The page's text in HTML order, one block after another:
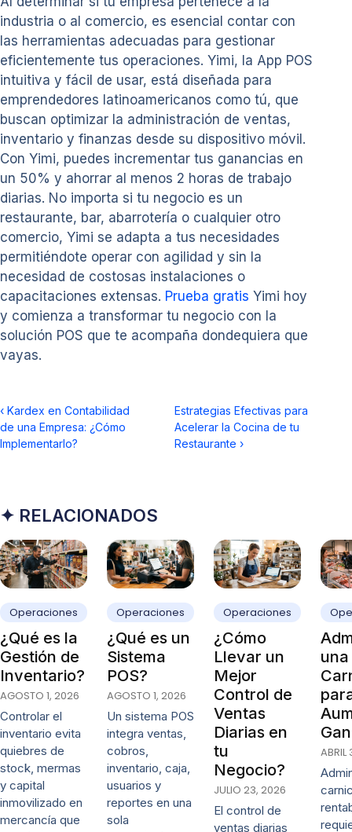
industria o al comercio, es esencial contar con
las herramientas adecuadas para gestionar
eficientemente tus operaciones. Yimi, la App POS
intuitiva y fácil de usar, está diseñada para
emprendedores latinoamericanos como tú, que
buscan optimizar la administración de ventas,
inventario y finanzas desde su dispositivo móvil.
Con Yimi, puedes incrementar tus ganancias en
un 50% y ahorrar al menos 2 horas de trabajo
diarias. No importa si tu negocio es un
restaurante, bar, abarrotería o cualquier otro
comercio, Yimi se adapta a tus necesidades
permitiéndote operar con agilidad y sin la
necesidad de costosas instalaciones o
capacitaciones extensas. Prueba gratis Yimi hoy
y comienza a transformar tu negocio con la
solución POS que te acompaña dondequiera que
vayas.
‹ Kardex en Contabilidad
de una Empresa: ¿Cómo
Implementarlo?
Estrategias Efectivas para
Acelerar la Cocina de tu
Restaurante ›
✦ RELACIONADOS
Operaciones
¿Qué es la
Gestión de
Inventario?
AGOSTO 1, 2026
Controlar el
inventario evita
quiebres de
stock, mermas
y capital
inmovilizado en
mercancía que
Operaciones
¿Qué es un
Sistema
POS?
AGOSTO 1, 2026
Un sistema POS
integra ventas,
cobros,
inventario, caja,
usuarios y
reportes en una
sola
Operaciones
¿Cómo
Llevar un
Mejor
Control de
Ventas
Diarias en
tu
Negocio?
JULIO 23, 2026
El control de
ventas diarias
una